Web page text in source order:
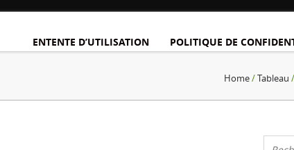
ENTENTE D’UTILISATION
POLITIQUE DE
Home/Tableau